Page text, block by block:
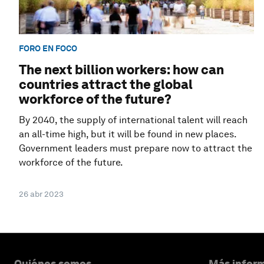
FORO EN FOCO
The next billion workers: how can
countries attract the global
workforce of the future?
By 2040, the supply of international talent will reach
an all-time high, but it will be found in new places.
Government leaders must prepare now to attract the
workforce of the future.
26 abr 2023